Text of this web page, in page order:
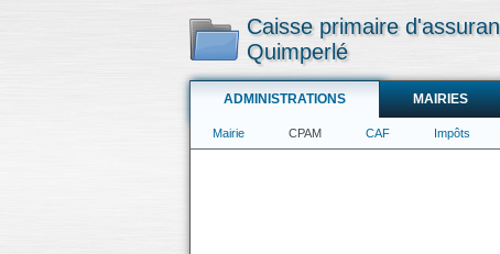
Caisse primaire
Quimperlé
ADMINISTRATIONS MAIRIES
Mairie CPAM CAF Impôts